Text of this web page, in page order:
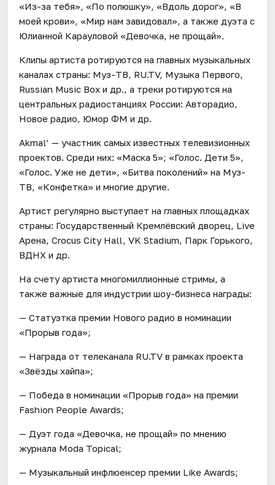
«Из-за тебя», «По полюшку», «Вдоль дорог», «В
моей крови», «Мир нам завидовал», а также дуэта с
Юлианной Карауловой «Девочка, не прощай».
Клипы артиста ротируются на главных музыкальных
каналах страны: Муз-ТВ, RU.TV, Музыка Первого,
Russian Music Box и др., а треки ротируются на
центральных радиостанциях России: Авторадио,
Новое радио, Юмор ФМ и др.
Akmal’ — участник самых известных телевизионных
проектов. Среди них: «Маска 5»; «Голос. Дети 5»,
«Голос. Уже не дети», «Битва поколений» на Муз-
ТВ, «Конфетка» и многие другие.
Артист регулярно выступает на главных площадках
страны: Государственный Кремлёвский дворец, Live
Арена, Crocus City Hall, VK Stadium, Парк Горького,
ВДНХ и др.
На счету артиста многомиллионные стримы, а
также важные для индустрии шоу-бизнеса награды:
— Статуэтка премии Нового радио в номинации
«Прорыв года»;
— Награда от телеканала RU.TV в рамках проекта
«Звёзды хайпа»;
— Победа в номинации «Прорыв года» на премии
Fashion People Awards;
— Дуэт года «Девочка, не прощай» по мнению
журнала Moda Topical;
— Музыкальный инфлюенсер премии Like Awards;